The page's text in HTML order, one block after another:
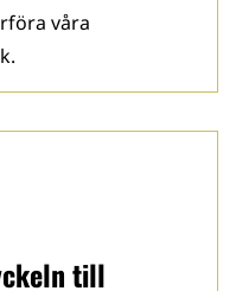
våra
till